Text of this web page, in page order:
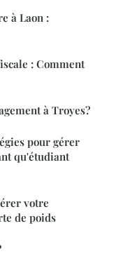
à Laon :
: Comment
à Troyes?
pour gérer
qu'étudiant
votre
de poids